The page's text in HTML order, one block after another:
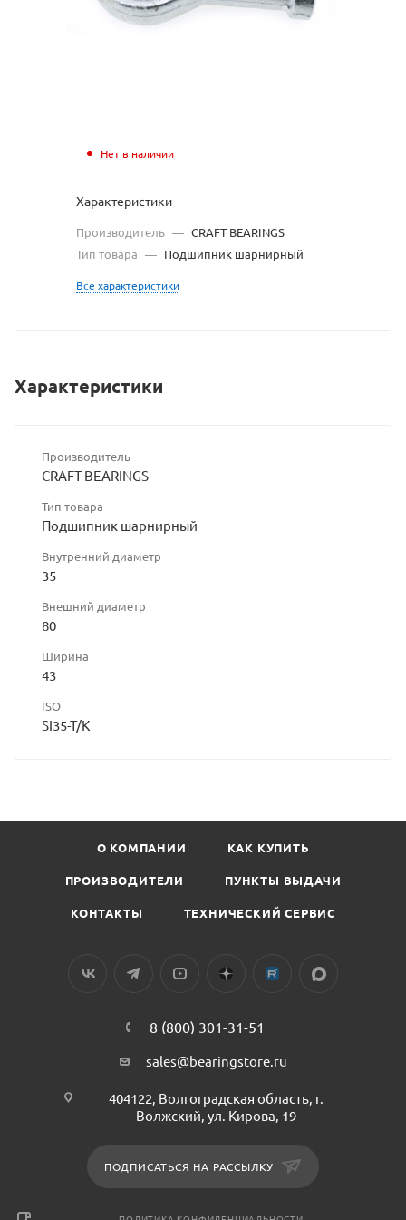
Нет в наличии
Характеристики
Производитель — CRAFT BEARINGS
Тип товара — Подшипник шарнирный
Все характеристики
Характеристики
Производитель
CRAFT BEARINGS
Тип товара
Подшипник шарнирный
Внутренний диаметр
35
Внешний диаметр
80
Ширина
43
ISO
SI35-T/K
О КОМПАНИИ КАК КУПИТЬ
ПРОИЗВОДИТЕЛИ ПУНКТЫ ВЫДАЧИ
КОНТАКТЫ ТЕХНИЧЕСКИЙ СЕРВИС
8 (800) 301-31-51
sales@bearingstore.ru
404122, Волгоградская область, г.
Волжский, ул. Кирова, 19
ПОДПИСАТЬСЯ НА РАССЫЛКУ